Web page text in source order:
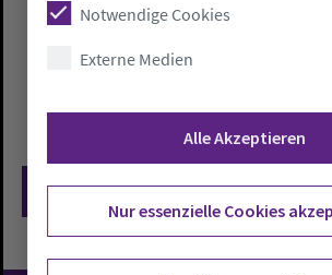
Zurück
Notwendige Cookies
Externe Medien
Alle Akzeptieren
Nur essenzielle Cookies